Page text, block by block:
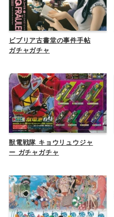
ビブリア古書堂の事件手帖
ガチャガチャ
獣電戦隊 キョウリュウジャ
ー ガチャガチャ